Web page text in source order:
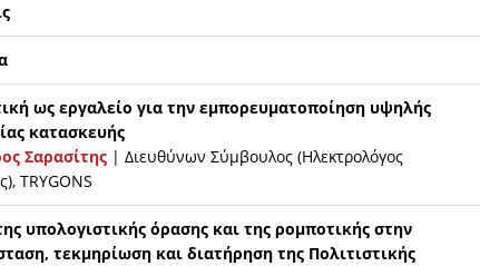
ως εργαλείο για την εμπορευματοποίηση υψηλής
κατασκευής
Σαρασίτης | Διευθύνων Σύμβουλος (Ηλεκτρολόγος
TRYGONS
υπολογιστικής όρασης και της ρομποτικής στην
τεκμηρίωση και διατήρηση της Πολιτιστικής